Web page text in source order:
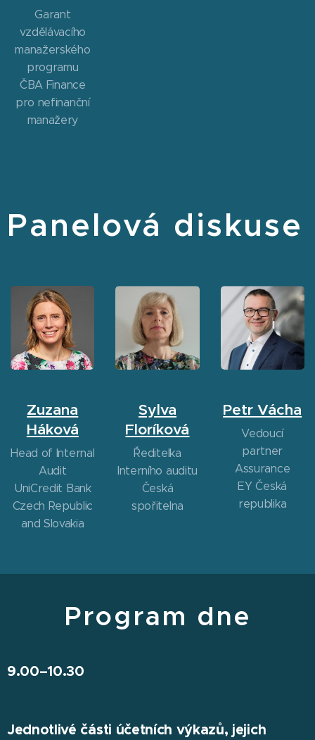
Garant
vzdělávacího
manažerského
programu
ČBA Finance
pro nefinanční
manažery
Panelová diskuse
Zuzana
Háková
Head of Internal
Audit
UniCredit Bank
Czech Republic
and Slovakia
Sylva
Floríková
Ředitelka
Interního auditu
Česká
spořitelna
Petr Vácha
Vedoucí
partner
Assurance
EY Česká
republika
Program dne
9.00–10.30
Jednotlivé části účetních výkazů, jejich